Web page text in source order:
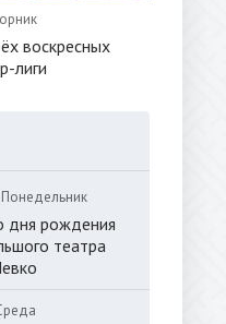
воскресных
лиги
Понедельник
дня рождения
театра